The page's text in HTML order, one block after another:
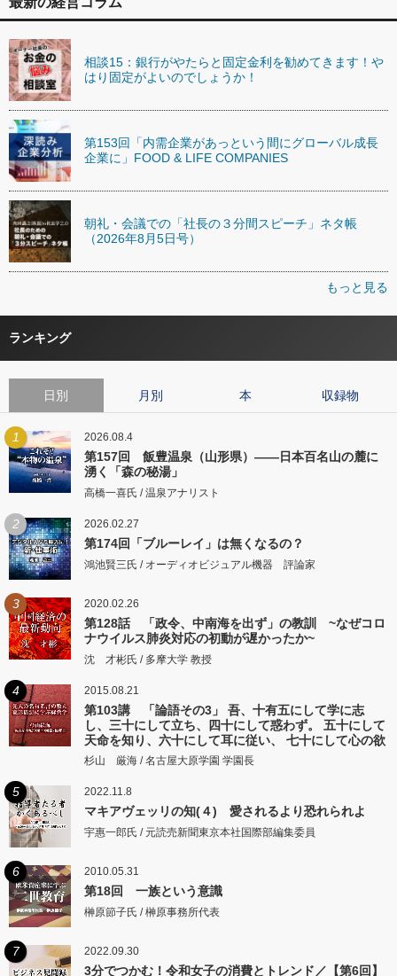
相談15：銀行がやたらと固定金利を勧めてきます！や
はり固定がよいのでしょうか！
第153回「内需企業があっという間にグローバル成長
企業に」FOOD & LIFE COMPANIES
朝礼・会議での「社長の３分間スピーチ」ネタ帳
（2026年8月5日号）
もっと見る
ランキング
日別 月別 本 収録物
1 2026.08.4
第157回 飯豊温泉（山形県）――日本百名山の麓に
湧く「森の秘湯」
高橋一喜氏 / 温泉アナリスト
2 2026.02.27
第174回「ブルーレイ」は無くなるの？
鴻池賢三氏 / オーディオビジュアル機器 評論家
3 2020.02.26
第128話 「政令、中南海を出ず」の教訓 ~なぜコロ
ナウイルス肺炎対応の初動が遅かったか~
沈 才彬氏 / 多摩大学 教授
4 2015.08.21
第103講 「論語その3」 吾、十有五にして学に志
し、三十にして立ち、四十にして惑わず。 五十にして
天命を知り、六十にして耳に従い、 七十にして心の欲
するところに従いて矩をこえず。
杉山 厳海 / 名古屋大原学園 学園長
5 2022.11.8
マキアヴェッリの知(４) 愛されるより恐れられよ
宇惠一郎氏 / 元読売新聞東京本社国際部編集委員
6 2010.05.31
第18回 一族という意識
榊原節子氏 / 榊原事務所代表
7 2022.09.30
3分でつかむ！令和女子の消費とトレンド／【第6回】